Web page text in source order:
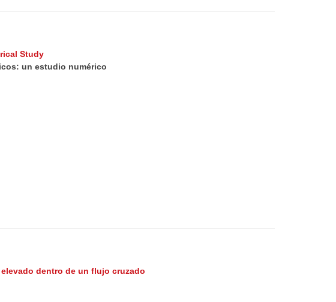
Study
un estudio numérico
dentro de un flujo cruzado